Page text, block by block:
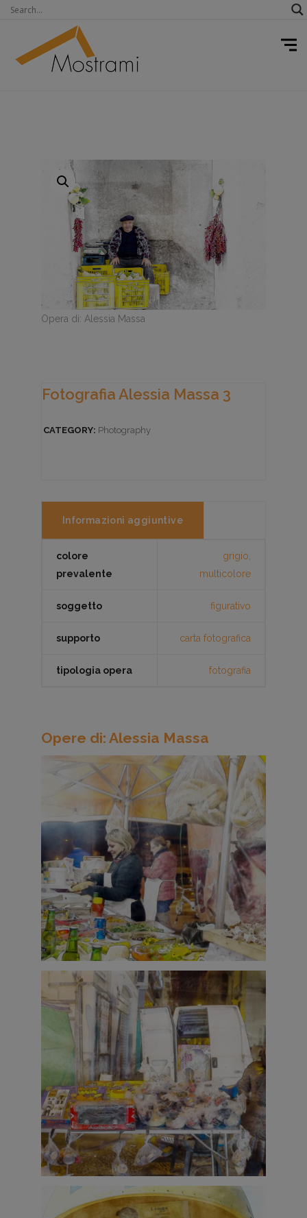
Opera di: Alessia Massa
Fotografia Alessia Massa 3
CATEGORY: Photography
Informazioni aggiuntive
colore
prevalente
grigio
multicolore
soggetto figurativo
supporto carta fotografica
tipologia opera fotografia
Opere di: Alessia Massa